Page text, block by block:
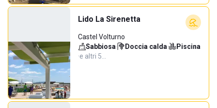
Lido La Sirenetta
Castel Volturno
Sabbiosa· Doccia calda·
Piscina
·e altri 5…